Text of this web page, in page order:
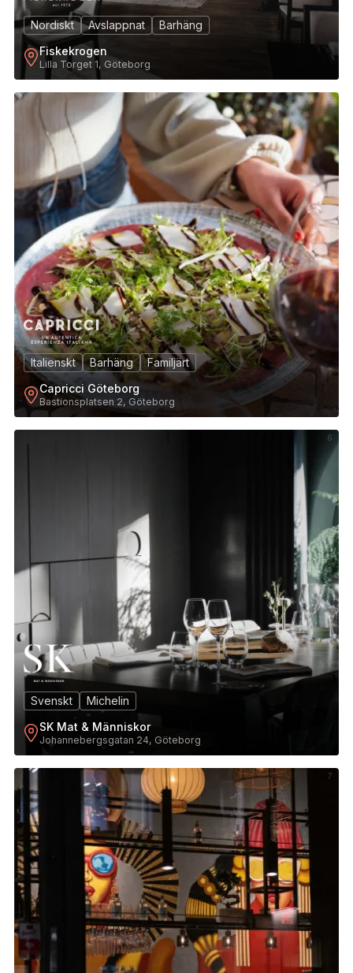
Nordiskt Avslappnat
Barhäng
Fiskekrogen
Lilla Torget 1, Göteborg
5
Italienskt Barhäng
Familjärt
Capricci Göteborg
Bastionsplatsen 2, Göteborg
6
Svenskt
Michelin
SK Mat & Människor
Johannebergsgatan 24, Göteborg
7